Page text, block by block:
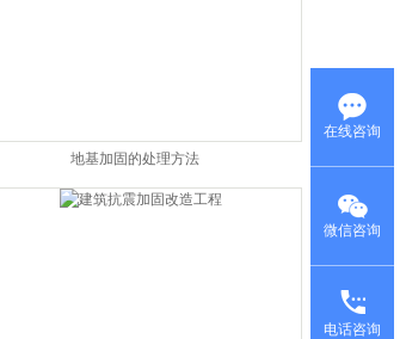
地基加固的处理方法
在线咨询
微信咨询
电话咨询